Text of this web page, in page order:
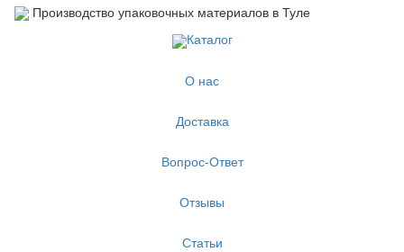
Производство упаковочных материалов в Туле
Каталог
О нас
Доставка
Вопрос-Ответ
Отзывы
Статьи